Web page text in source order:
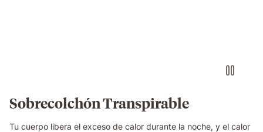
Sobrecolchón Transpirable
Tu cuerpo libera el exceso de calor durante la noche, y el calor